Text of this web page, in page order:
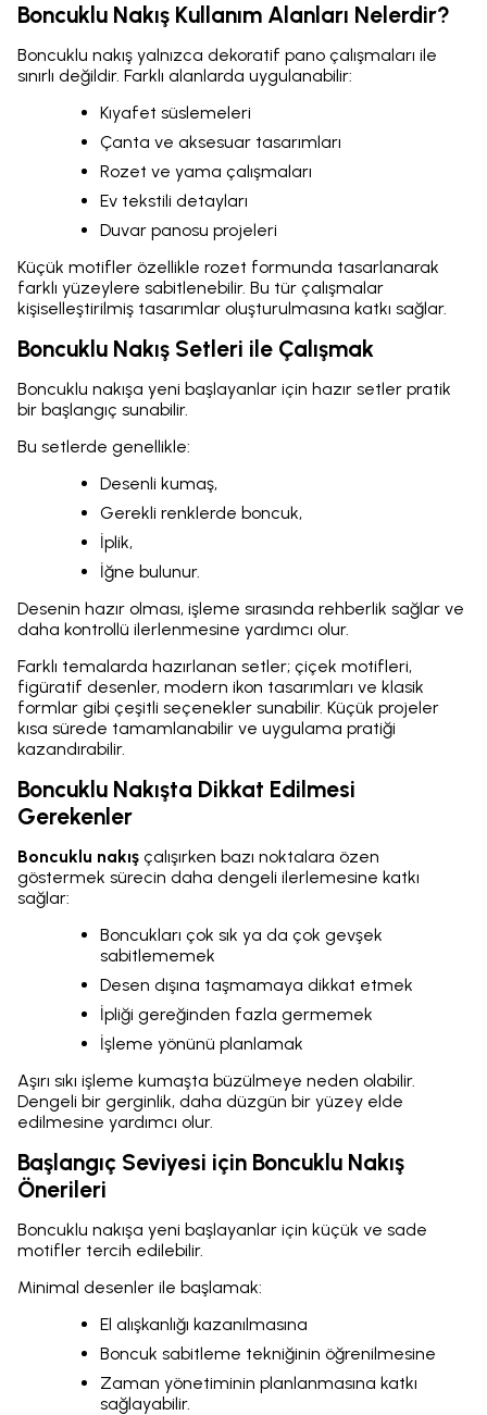
Boncuklu Nakış Kullanım Alanları Nelerdir?
Boncuklu nakış yalnızca dekoratif pano çalışmaları ile
sınırlı değildir. Farklı alanlarda uygulanabilir:
Kıyafet süslemeleri
Çanta ve aksesuar tasarımları
Rozet ve yama çalışmaları
Ev tekstili detayları
Duvar panosu projeleri
Küçük motifler özellikle rozet formunda tasarlanarak
farklı yüzeylere sabitlenebilir. Bu tür çalışmalar
kişiselleştirilmiş tasarımlar oluşturulmasına katkı sağlar.
Boncuklu Nakış Setleri ile Çalışmak
Boncuklu nakışa yeni başlayanlar için hazır setler pratik
bir başlangıç sunabilir.
Bu setlerde genellikle:
Desenli kumaş,
Gerekli renklerde boncuk,
İplik,
İğne bulunur.
Desenin hazır olması, işleme sırasında rehberlik sağlar ve
daha kontrollü ilerlenmesine yardımcı olur.
Farklı temalarda hazırlanan setler; çiçek motifleri,
figüratif desenler, modern ikon tasarımları ve klasik
formlar gibi çeşitli seçenekler sunabilir. Küçük projeler
kısa sürede tamamlanabilir ve uygulama pratiği
kazandırabilir.
Boncuklu Nakışta Dikkat Edilmesi
Gerekenler
Boncuklu nakış çalışırken bazı noktalara özen
göstermek sürecin daha dengeli ilerlemesine katkı
sağlar:
Boncukları çok sık ya da çok gevşek
sabitlememek
Desen dışına taşmamaya dikkat etmek
İpliği gereğinden fazla germemek
İşleme yönünü planlamak
Aşırı sıkı işleme kumaşta büzülmeye neden olabilir.
Dengeli bir gerginlik, daha düzgün bir yüzey elde
edilmesine yardımcı olur.
Başlangıç Seviyesi için Boncuklu Nakış
Önerileri
Boncuklu nakışa yeni başlayanlar için küçük ve sade
motifler tercih edilebilir.
Minimal desenler ile başlamak:
El alışkanlığı kazanılmasına
Boncuk sabitleme tekniğinin öğrenilmesine
Zaman yönetiminin planlanmasına katkı
sağlayabilir.